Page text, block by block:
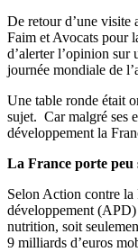
De retour d’une visite
Faim et Avocats pour
d’alerter l’opinion sur
journée mondiale de
Une table ronde était
sujet. Car malgré ses
développement la
La France porte peu
Selon Action contre la
développement (APD)
nutrition, soit
9 milliards d’euros